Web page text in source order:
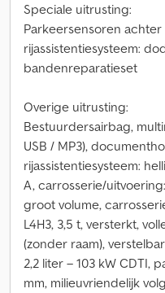
Speciale uitrusting:
Parkeersensoren
rijassistentiesysteem:
bandenreparatieset
Overige uitrusting:
Bestuurdersairbag,
USB / MP3),
rijassistentiesysteem:
A, carrosserie/
groot volume,
L4H3, 3,5 t, versterkt,
(zonder raam),
2,2 liter – 103 kW CDTI,
mm, milieuvriendelijk